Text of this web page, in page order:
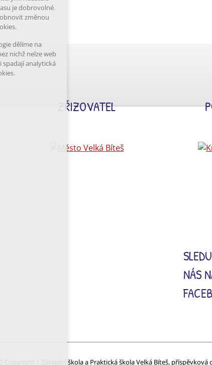
ZŘIZOVATEL
NÁS
© Copyright | Základní škola a Praktická škola Velká Bíteš, příspěvková
webu
je dobrovolné.
změnou
dělíme na
nichž nelze web
analytická